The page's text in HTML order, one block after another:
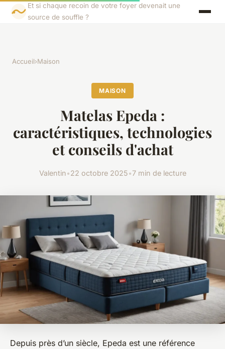
Et si chaque recoin de votre foyer devenait une
source de souffle ?
Accueil›Maison
MAISON
Matelas Epeda :
caractéristiques, technologies
et conseils d'achat
Valentin•22 octobre 2025•7 min de lecture
Depuis près d’un siècle, Epeda est une référence